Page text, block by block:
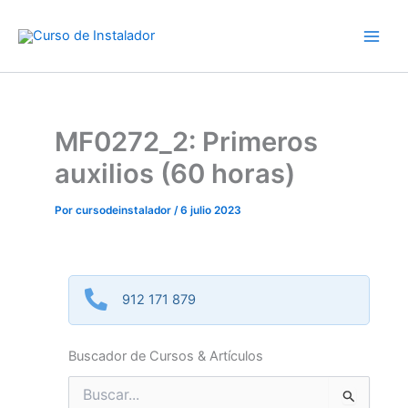
MF0272_2: Primeros
auxilios (60 horas)
Por cursodeinstalador /6 julio 2023
912 171 879
Buscador de Cursos & Artículos
Buscar